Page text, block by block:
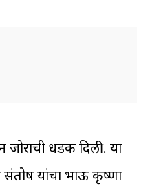
धडक दिली. या
यांचा भाऊ कृष्णा